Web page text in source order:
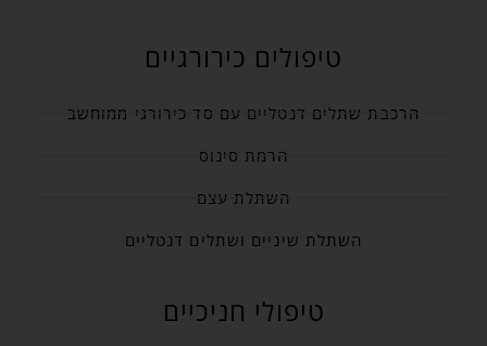
טיפולים כירורגיים
הרכבת שתלים דנטליים עם סד כירורגי ממוחשב
הרמת סינוס
השתלת עצם
השתלת שיניים ושתלים דנטליים
טיפולי חניכיים